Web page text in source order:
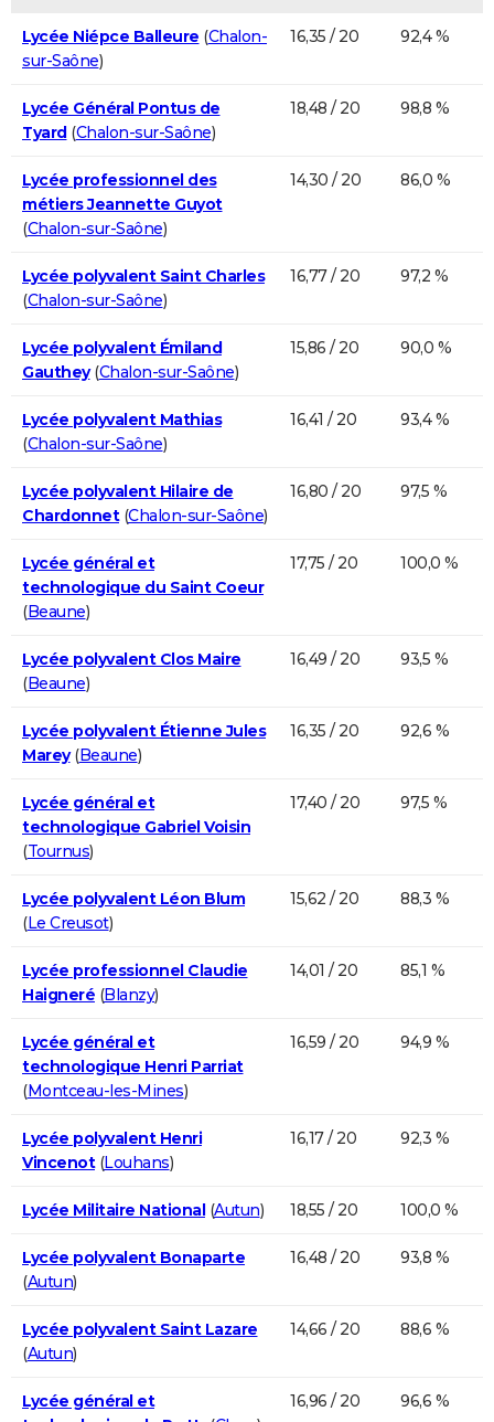
Lycée Niépce Balleure (Chalon-
sur-Saône)
16,35 / 20 92,4 %
Lycée Général Pontus de
Tyard(Chalon-sur-Saône)
18,48 / 20 98,8 %
Lycée professionnel des
métiers Jeannette Guyot
(Chalon-sur-Saône)
14,30 / 20 86,0 %
Lycée polyvalent Saint Charles
(Chalon-sur-Saône)
16,77 / 20 97,2 %
Lycée polyvalent Émiland
Gauthey(Chalon-sur-Saône)
15,86 / 20 90,0 %
Lycée polyvalent Mathias
(Chalon-sur-Saône)
16,41 / 20 93,4 %
Lycée polyvalent Hilaire de
Chardonnet(Chalon-sur-Saône)
16,80 / 20 97,5 %
Lycée général et
technologique du Saint Coeur
(Beaune)
17,75 / 20 100,0 %
Lycée polyvalent Clos Maire
(Beaune)
16,49 / 20 93,5 %
Lycée polyvalent Étienne Jules
Marey(Beaune)
16,35 / 20 92,6 %
Lycée général et
technologique Gabriel Voisin
(Tournus)
17,40 / 20 97,5 %
Lycée polyvalent Léon Blum
(Le Creusot)
15,62 / 20 88,3 %
Lycée professionnel Claudie
Haigneré (Blanzy)
14,01 / 20 85,1 %
Lycée général et
technologique Henri Parriat
(Montceau-les-Mines)
16,59 / 20 94,9 %
Lycée polyvalent Henri
Vincenot(Louhans)
16,17 / 20 92,3 %
Lycée Militaire National(Autun) 18,55 / 20 100,0 %
Lycée polyvalent Bonaparte
(Autun)
16,48 / 20 93,8 %
Lycée polyvalent Saint Lazare
(Autun)
14,66 / 20 88,6 %
Lycée général et
16,96 / 20 96,6 %